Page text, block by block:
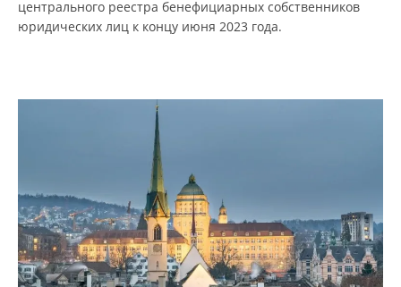
центрального реестра бенефициарных собственников
юридических лиц к концу июня 2023 года.